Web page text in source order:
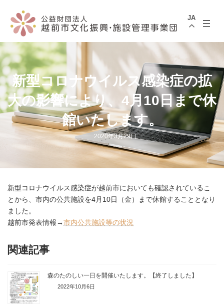
へ
ス
キ
ッ
プ
ョ
ン
に
移
動
JA
新型コロナウイルス感染症の拡
大の影響により、4月10日まで休
館いたします。
2020年3月29日
新型コロナウイルス感染症が越前市においても確認されているこ
とから、市内の公共施設を4月10日（金）まで休館することとなり
ました。
越前市発表情報→市内公共施設等の状況
関連記事
森のたのしい一日を開催いたします。【終了しました】
2022年10月6日